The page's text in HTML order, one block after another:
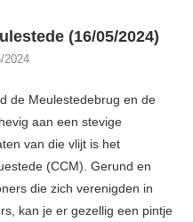
(16/05/2024)
2024
de Meulestedebrug en de
aan een stevige
van die vlijt is het
(CCM). Gerund en
die zich verenigden in
kan je er gezellig een pintje